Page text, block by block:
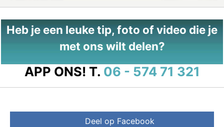
Heb je een leuke tip, foto of video die je
met ons wilt delen?
APP ONS! T. 06 - 574 71 321
Deel op Facebook